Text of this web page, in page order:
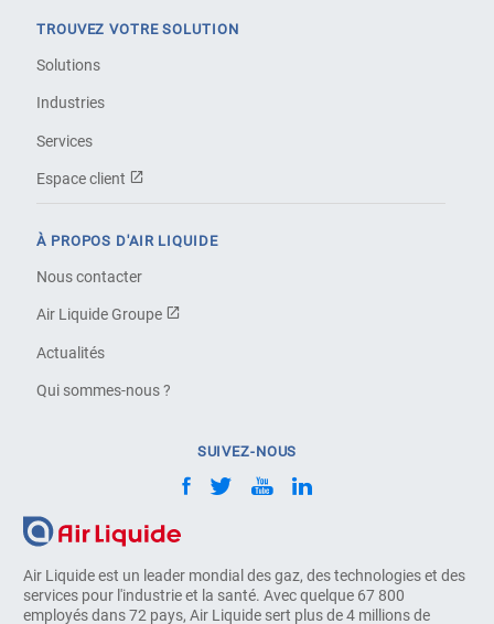
Air Liquide est un leader mondial des gaz, des technologies et des
services pour l'industrie et la santé. Avec quelque 67 800
employés dans 72 pays, Air Liquide sert plus de 4 millions de
TROUVEZ VOTRE SOLUTION
Solutions
Industries
Services
Espace client
À PROPOS D'AIR LIQUIDE
Nous contacter
Air Liquide Groupe
Actualités
Qui sommes-nous ?
SUIVEZ-NOUS